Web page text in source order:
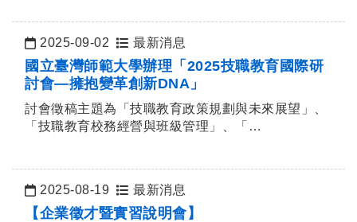
長…
日期：
2025-09-02 最新消息
國立臺灣師範大學辦理「2025技職教育國際研
討會—擁抱變革創新DNA」
討會徵稿主題為「技職教育政策規劃與未來展望」、
「技職教育校務經營與班級管理」、「…
日期：
2025-08-19 最新消息
【企業徵才暨實習說明會】